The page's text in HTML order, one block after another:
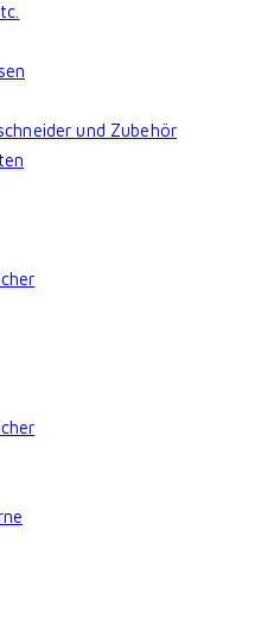
und Zubehör